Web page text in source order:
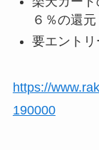
６％の還元
要エントリ
https://
190000